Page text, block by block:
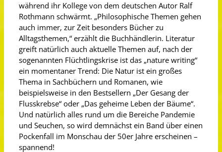
während ihr Kollege von dem deutschen Autor Ralf
Rothmann schwärmt. „Philosophische Themen gehen
auch immer, zur Zeit besonders Bücher zu
Alltagsthemen,“ erzählt die Buchhändlerin. Literatur
greift natürlich auch aktuelle Themen auf, nach der
sogenannten Flüchtlingskrise ist das „nature writing“
ein momentaner Trend: Die Natur ist ein großes
Thema in Sachbüchern und Romanen, wie
beispielsweise in den Bestsellern „Der Gesang der
Flusskrebse“ oder „Das geheime Leben der Bäume“.
Und natürlich alles rund um die Bereiche Pandemie
und Seuchen, so wird demnächst ein Band über einen
Pockenfall im Monschau der 50er Jahre erscheinen –
spannend!